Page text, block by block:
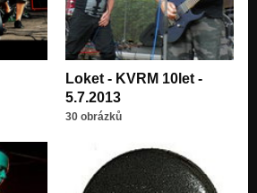
Loket - KVRM 10let -
5.7.2013
30 obrázků